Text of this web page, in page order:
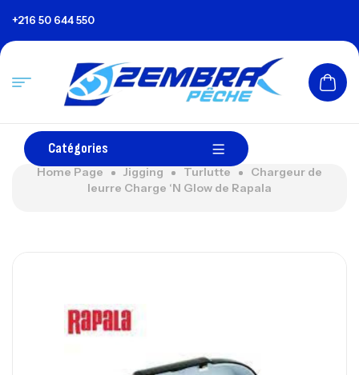
+216 50 644 550
Catégories
Home Page Jigging Turlutte
Chargeur de
leurre Charge ‘N Glow de Rapala